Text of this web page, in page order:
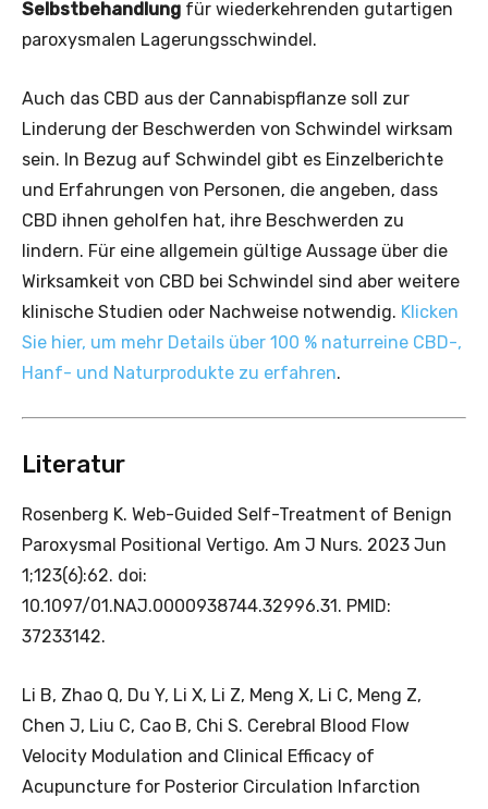
Selbstbehandlung für wiederkehrenden gutartigen
paroxysmalen Lagerungsschwindel.
Auch das CBD aus der Cannabispflanze soll zur
Linderung der Beschwerden von Schwindel wirksam
sein. In Bezug auf Schwindel gibt es Einzelberichte
und Erfahrungen von Personen, die angeben, dass
CBD ihnen geholfen hat, ihre Beschwerden zu
lindern. Für eine allgemein gültige Aussage über die
Wirksamkeit von CBD bei Schwindel sind aber weitere
klinische Studien oder Nachweise notwendig. Klicken
Sie hier, um mehr Details über 100 % naturreine CBD-,
Hanf- und Naturprodukte zu erfahren.
Literatur
Rosenberg K. Web-Guided Self-Treatment of Benign
Paroxysmal Positional Vertigo. Am J Nurs. 2023 Jun
1;123(6):62. doi:
10.1097/01.NAJ.0000938744.32996.31. PMID:
37233142.
Li B, Zhao Q, Du Y, Li X, Li Z, Meng X, Li C, Meng Z,
Chen J, Liu C, Cao B, Chi S. Cerebral Blood Flow
Velocity Modulation and Clinical Efficacy of
Acupuncture for Posterior Circulation Infarction